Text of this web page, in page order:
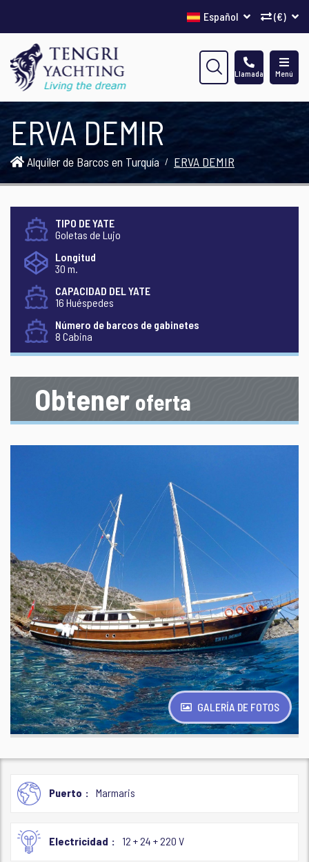
(€)
Español
Menú
Llamada
ERVA DEMIR
Alquiler de Barcos en Turquía ERVA DEMIR
TIPO DE YATE
Goletas de Lujo
Longitud
30 m.
CAPACIDAD DEL YATE
16 Huéspedes
Número de barcos de gabinetes
8 Cabina
Obtener oferta
GALERÍA DE FOTOS
Puerto Marmaris
Electricidad 12 + 24 + 220 V